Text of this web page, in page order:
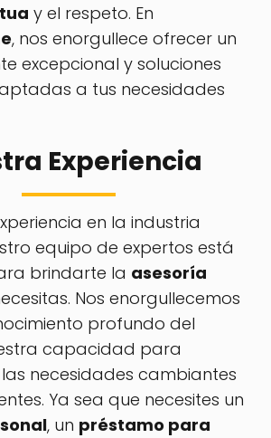
y el respeto. En
, nos enorgullece ofrecer un
excepcional y soluciones
a tus necesidades
Experiencia
en la industria
equipo de expertos está
brindarte la asesoría
Nos enorgullecemos
profundo del
capacidad para
necesidades cambiantes
Ya sea que necesites un
, un préstamo para